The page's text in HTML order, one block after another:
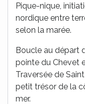
Pique-nique,
nordique entre
selon la marée.
Boucle au départ
pointe du Chevet
Traversée de
petit trésor de la
mer.